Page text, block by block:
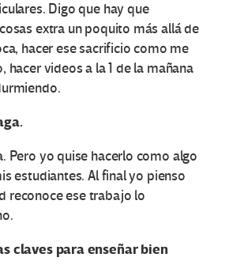
Digo que hay que
extra un poquito más allá de
hacer ese sacrificio como me
hacer videos a la 1 de la mañana
Pero yo quise hacerlo como algo
estudiantes. Al final yo pienso
reconoce ese trabajo lo
claves para enseñar bien